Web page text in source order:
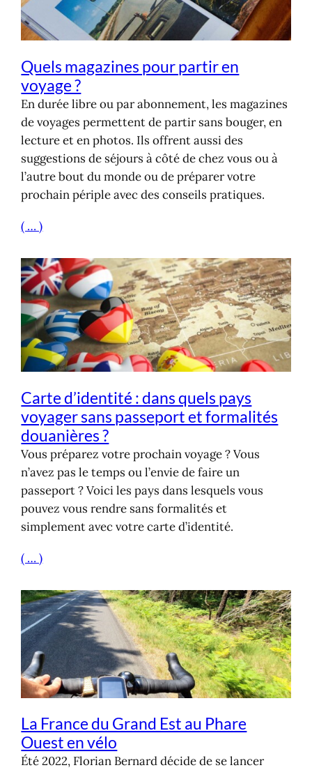
Quels magazines pour partir en
voyage ?
En durée libre ou par abonnement, les magazines
de voyages permettent de partir sans bouger, en
lecture et en photos. Ils offrent aussi des
suggestions de séjours à côté de chez vous ou à
l’autre bout du monde ou de préparer votre
prochain périple avec des conseils pratiques.
( … )
Carte d’identité : dans quels pays
voyager sans passeport et formalités
douanières ?
Vous préparez votre prochain voyage ? Vous
n’avez pas le temps ou l’envie de faire un
passeport ? Voici les pays dans lesquels vous
pouvez vous rendre sans formalités et
simplement avec votre carte d’identité.
( … )
La France du Grand Est au Phare
Ouest en vélo
Été 2022, Florian Bernard décide de se lancer